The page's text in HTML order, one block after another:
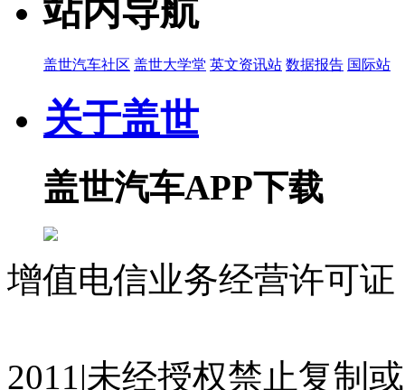
站内导航
盖世汽车社区 盖世大学堂 英文资讯站 数据报告 国际站
关于盖世
盖世汽车APP下载
增值电信业务经营许可
2011|未经授权禁止复制